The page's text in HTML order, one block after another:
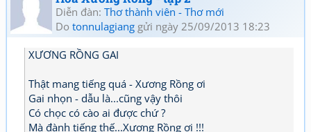
Diễn đàn: Thơ thành viên - Thơ mới
Do tonnulagiang gửi ngày 25/09/2013 18:23
XƯƠNG RỒNG GAI
Thật mang tiếng quá - Xương Rồng ơi
Gai nhọn - dẫu là...cũng vậy thôi
Có chọc có cào ai được chứ ?
Mà đành tiếng thế...Xương Rồng ơi !!!